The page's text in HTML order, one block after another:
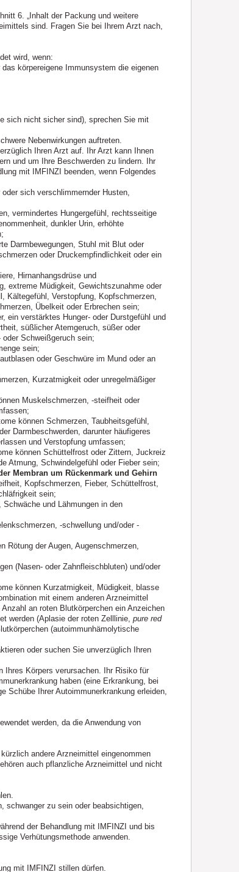
6. „Inhalt der Packung und weitere
sind. Fragen Sie bei Ihrem Arzt nach,
wird, wenn:
körpereigene Immunsystem die eigenen
sich nicht sicher sind), sprechen Sie mit
Nebenwirkungen auftreten.
Ihren Arzt auf. Ihr Arzt kann Ihnen
und um Ihre Beschwerden zu lindern. Ihr
mit IMFINZI beenden, wenn Folgendes
sich verschlimmernder Husten,
vermindertes Hungergefühl, rechtsseitige
dunkler Urin, erhöhte
Darmbewegungen, Stuhl mit Blut oder
oder Druckempfindlichkeit oder ein
Hirnanhangsdrüse und
extreme Müdigkeit, Gewichtszunahme oder
Kältegefühl, Verstopfung, Kopfschmerzen,
Übelkeit oder Erbrechen sein;
ein verstärktes Hunger- oder Durstgefühl und
süßlicher Atemgeruch, süßer oder
Schweißgeruch sein;
sein;
oder Geschwüre im Mund oder an
Kurzatmigkeit oder unregelmäßiger
Muskelschmerzen, -steifheit oder
können Schmerzen, Taubheitsgefühl,
Darmbeschwerden, darunter häufigeres
und Verstopfung umfassen;
können Schüttelfrost oder Zittern, Juckreiz
Atmung, Schwindelgefühl oder Fieber sein;
Membran um Rückenmark und Gehirn
Kopfschmerzen, Fieber, Schüttelfrost,
sein;
und Lähmungen in den
-schwellung und/oder -
Rötung der Augen, Augenschmerzen,
(Nasen- oder Zahnfleischbluten) und/oder
können Kurzatmigkeit, Müdigkeit, blasse
mit einem anderen Arzneimittel
an roten Blutkörperchen ein Anzeichen
werden (Aplasie der roten Zelllinie, pure red
(autoimmunhämolytische
oder suchen Sie unverzüglich Ihren
Ihres Körpers verursachen. Ihr Risiko für
haben (eine Erkrankung, bei
Schübe Ihrer Autoimmunerkrankung erleiden,
werden, da die Anwendung von
andere Arzneimittel eingenommen
auch pflanzliche Arzneimittel und nicht
schwanger zu sein oder beabsichtigen,
der Behandlung mit IMFINZI und bis
Verhütungsmethode anwenden.
mit IMFINZI stillen dürfen.